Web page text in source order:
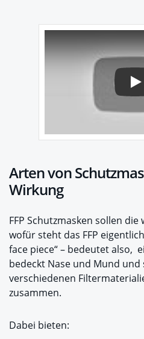
Arten von
Wirkung
FFP Schutzmasken sollen
wofür steht das FFP
face piece“ – bedeutet also,
bedeckt Nase und Mund und
verschiedenen
zusammen.
Dabei bieten: